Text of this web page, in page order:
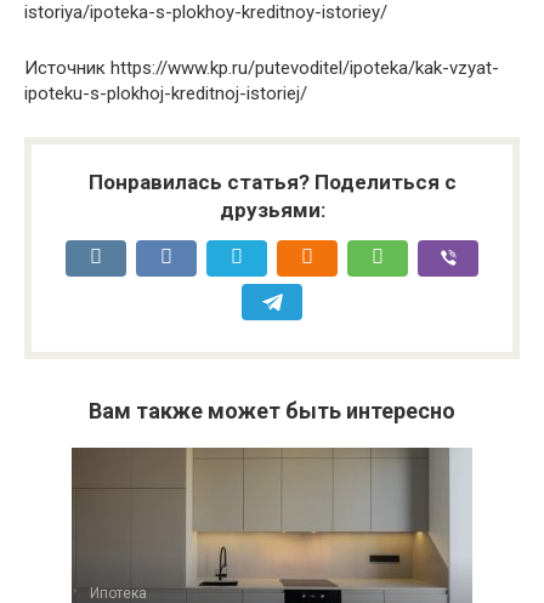
istoriya/ipoteka-s-plokhoy-kreditnoy-istoriey/
Источник https://www.kp.ru/putevoditel/ipoteka/kak-vzyat-
ipoteku-s-plokhoj-kreditnoj-istoriej/
Понравилась статья? Поделиться с
друзьями:
Вам также может быть интересно
Ипотека